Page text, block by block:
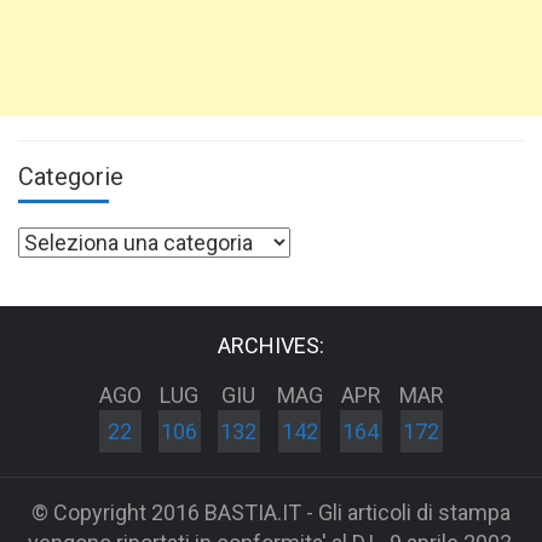
Categorie
Categorie
ARCHIVES:
AGO
22
LUG
106
GIU
132
MAG
142
APR
164
MAR
172
© Copyright 2016 BASTIA.IT - Gli articoli di stampa